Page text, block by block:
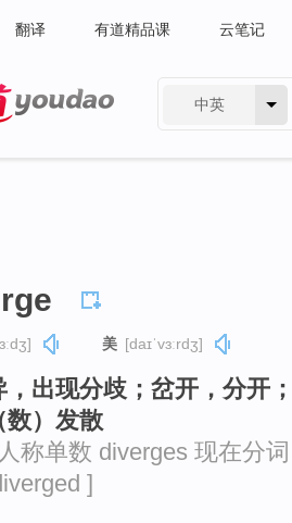
翻译 有道精品课 云笔记
中英
美 [daɪˈvɜːrdʒ]
，出现分歧；岔开，分开
数）发散
称单数 diverges 现在分
]